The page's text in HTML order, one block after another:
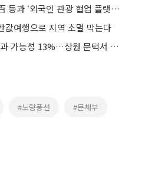
관광공사, 알리바바·현대百 등과 ‘외국인 관광 협업 플랫폼’ 마련
값여행으로 지역 소멸 막는다
美 클래리티 법안 연내 통과 가능성 13%…상원 문턱서 제동
#노랑풍선 #문체부